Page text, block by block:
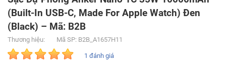
(Built-In USB-C, Made For Apple Watch) Đen
(Black) – Mã: B2B
Thương hiệu: Mã SP: B2B_A1657H11
1 đánh giá